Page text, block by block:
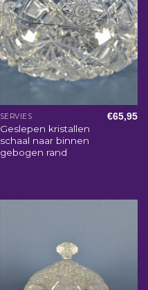
SERVIES
Geslepen kristallen
schaal naar binnen
gebogen rand
€65,95